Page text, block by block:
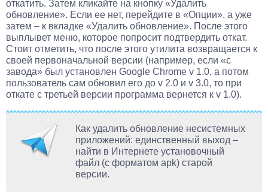
откатить. Затем кликайте на кнопку «Удалить
обновление». Если ее нет, перейдите в «Опции», а уже
затем – к вкладке «Удалить обновление». После этого
выплывет меню, которое попросит подтвердить откат.
Стоит отметить, что после этого утилита возвращается к
своей первоначальной версии (например, если «с
завода» был установлен Google Chrome v 1.0, а потом
пользователь сам обновил его до v 2.0 и v 3.0, то при
откате с третьей версии программа вернется к v 1.0).
Как удалить обновление несистемных
приложений: единственный выход –
найти в Интернете установочный
файл (с форматом apk) старой
версии.